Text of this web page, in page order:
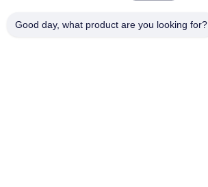
Good day, what product are you looking for?